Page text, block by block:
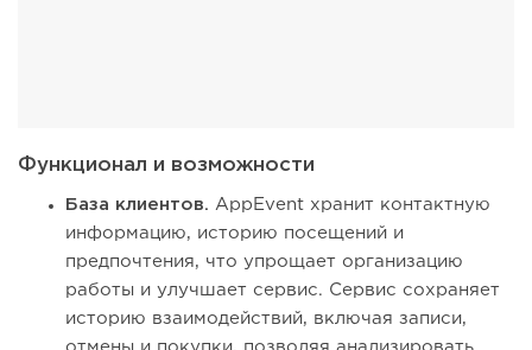
Функционал и возможности
База клиентов. AppEvent хранит контактную
информацию, историю посещений и
предпочтения, что упрощает организацию
работы и улучшает сервис. Сервис сохраняет
историю взаимодействий, включая записи,